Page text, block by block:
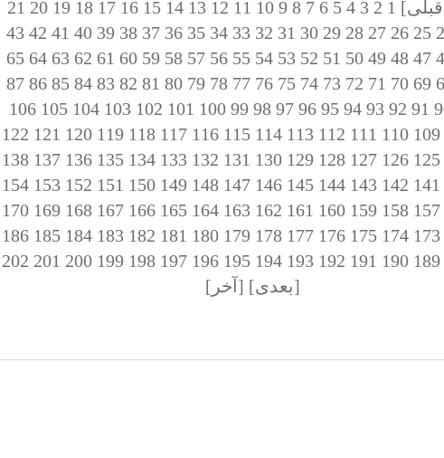
1
2
3
4
5
6
7
8
9
10
11
12
13
14
15
16
17
18
19
20
21
25
26
27
28
29
30
31
32
33
34
35
36
37
38
39
40
41
42
43
47
48
49
50
51
52
53
54
55
56
57
58
59
60
61
62
63
64
65
69
70
71
72
73
74
75
76
77
78
79
80
81
82
83
84
85
86
87
91
92
93
94
95
96
97
98
99
100
101
102
103
104
105
106
109
110
111
112
113
114
115
116
117
118
119
120
121
122
125
126
127
128
129
130
131
132
133
134
135
136
137
138
141
142
143
144
145
146
147
148
149
150
151
152
153
154
157
158
159
160
161
162
163
164
165
166
167
168
169
170
173
174
175
176
177
178
179
180
181
182
183
184
185
186
189
190
191
192
193
194
195
196
197
198
199
200
201
202
[بعدی] [آخر]